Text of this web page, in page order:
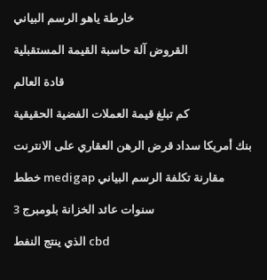
خارطة ياهو الرسم البياني
القروض آلة حاسبة القيمة المستقبلية
قادة العالم
كم تبلغ قيمة العملات الفضية الحقيقية
بنك أمريكا سداد قرض الرهن العقاري على الانترنت
خطط medigap مقارنة تكلفة الرسم البياني
3 سنوات عائد الخزانة بلومبرج
الذي ينتج النفط cbd